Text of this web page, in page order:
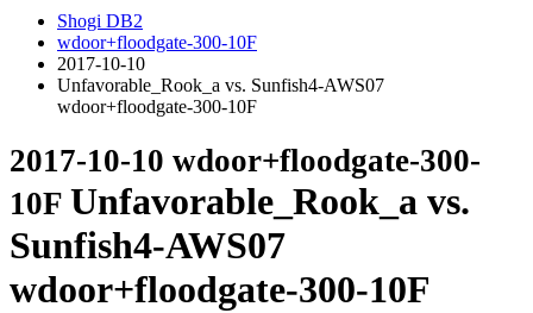
Shogi DB2
wdoor+floodgate-300-10F
2017-10-10
Unfavorable_Rook_a vs. Sunfish4-AWS07
wdoor+floodgate-300-10F
2017-10-10 wdoor+floodgate-300-
10F Unfavorable_Rook_a vs.
Sunfish4-AWS07
wdoor+floodgate-300-10F